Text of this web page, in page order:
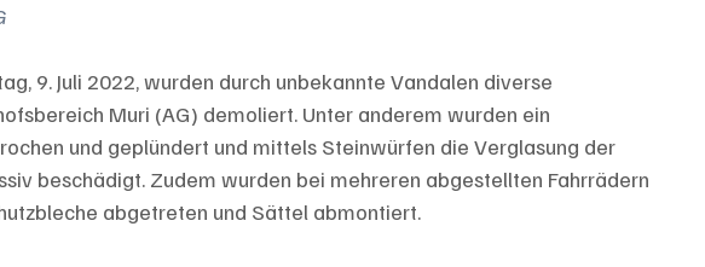
9. Juli 2022, wurden durch unbekannte Vandalen diverse
Muri (AG) demoliert. Unter anderem wurden ein
und geplündert und mittels Steinwürfen die Verglasung der
beschädigt. Zudem wurden bei mehreren abgestellten Fahrrädern
abgetreten und Sättel abmontiert.